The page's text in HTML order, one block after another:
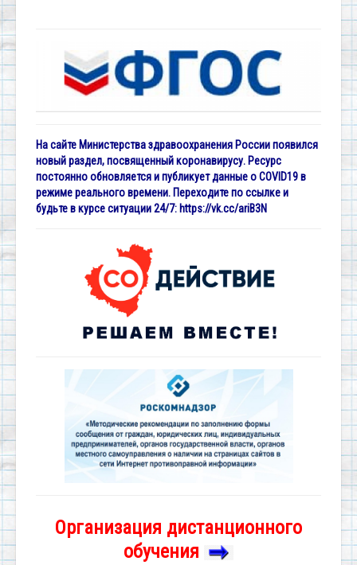
На сайте Министерства здравоохранения России появился
новый раздел, посвященный коронавирусу. Ресурс
постоянно обновляется и публикует данные о COVID19 в
режиме реального времени. Переходите по ссылке и
будьте в курсе ситуации 24/7: https://vk.cc/ariB3N
Организация дистанционного
обучения